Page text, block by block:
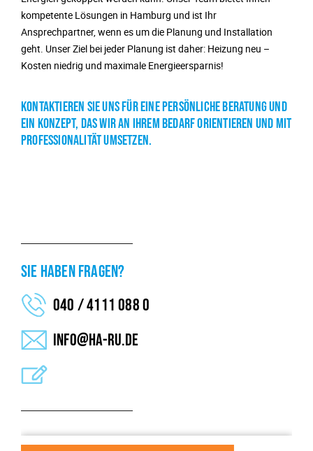
kompetente Lösungen in Hamburg und ist Ihr
Ansprechpartner, wenn es um die Planung und Installation
geht. Unser Ziel bei jeder Planung ist daher: Heizung neu –
Kosten niedrig und maximale Energieersparnis!
KONTAKTIEREN SIE UNS FÜR EINE PERSÖNLICHE BERATUNG UND
EIN KONZEPT, DAS WIR AN IHREM BEDARF ORIENTIEREN UND MIT
PROFESSIONALITÄT UMSETZEN.
SIE HABEN FRAGEN?
040 / 4111 088 0
info@ha-ru.de